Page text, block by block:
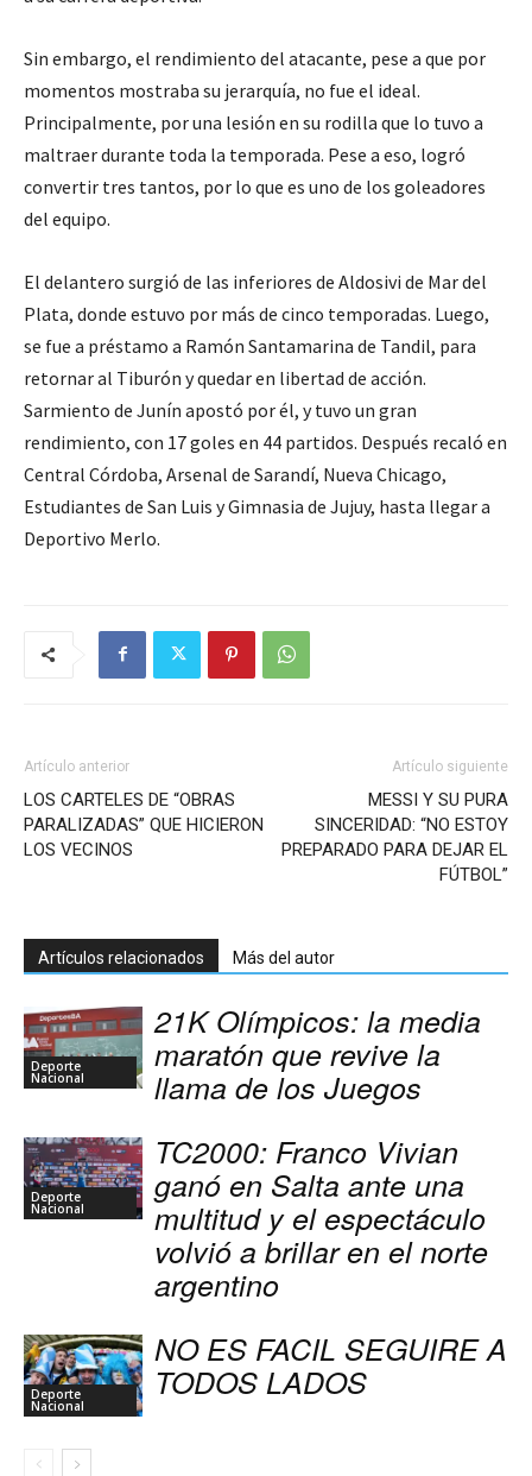
Sin embargo, el rendimiento del atacante, pese a que por
momentos mostraba su jerarquía, no fue el ideal.
Principalmente, por una lesión en su rodilla que lo tuvo a
maltraer durante toda la temporada. Pese a eso, logró
convertir tres tantos, por lo que es uno de los goleadores
del equipo.
El delantero surgió de las inferiores de Aldosivi de Mar del
Plata, donde estuvo por más de cinco temporadas. Luego,
se fue a préstamo a Ramón Santamarina de Tandil, para
retornar al Tiburón y quedar en libertad de acción.
Sarmiento de Junín apostó por él, y tuvo un gran
rendimiento, con 17 goles en 44 partidos. Después recaló en
Central Córdoba, Arsenal de Sarandí, Nueva Chicago,
Estudiantes de San Luis y Gimnasia de Jujuy, hasta llegar a
Deportivo Merlo.
Artículo anterior
LOS CARTELES DE “OBRAS
PARALIZADAS” QUE HICIERON
LOS VECINOS
Artículo siguiente
MESSI Y SU PURA
SINCERIDAD: “NO ESTOY
PREPARADO PARA DEJAR EL
FÚTBOL”
Artículos relacionados Más del autor
Deporte
Nacional
21K Olímpicos: la media
maratón que revive la
llama de los Juegos
Deporte
Nacional
TC2000: Franco Vivian
ganó en Salta ante una
multitud y el espectáculo
volvió a brillar en el norte
argentino
Deporte
Nacional
NO ES FACIL SEGUIRE A
TODOS LADOS